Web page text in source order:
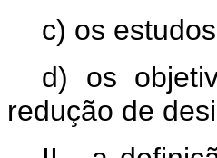
c) os
d) os
redução de